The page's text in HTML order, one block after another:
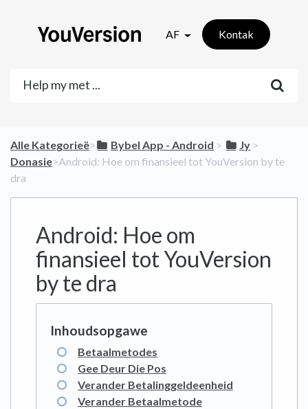
AF Kontak
Alle Kategorieë​>​ ​Bybel App - Android ​ > ​ ​Jy ​ > ​
Donasie​>​ Android: Hoe om finansieel tot YouVersion by te
dra
Android: Hoe om
finansieel tot YouVersion
by te dra
Betaalmetodes
Gee Deur Die Pos
Verander Betalinggeldeenheid
Verander Betaalmetode